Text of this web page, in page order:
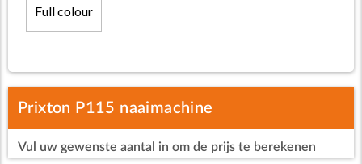
Full colour
Prixton P115 naaimachine
Vul uw gewenste aantal in om de prijs te berekenen